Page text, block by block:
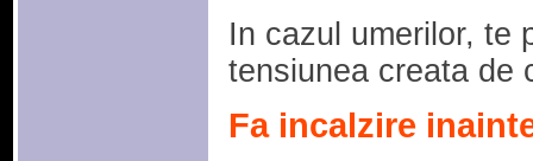
In cazul umerilor, te
tensiunea creata de
Fa incalzire